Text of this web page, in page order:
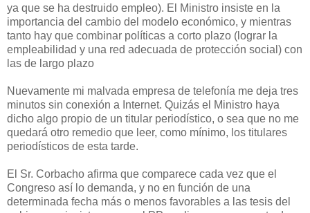
ya que se ha destruido empleo). El Ministro insiste en la
importancia del cambio del modelo económico, y mientras
tanto hay que combinar políticas a corto plazo (lograr la
empleabilidad y una red adecuada de protección social) con
las de largo plazo
Nuevamente mi malvada empresa de telefonía me deja tres
minutos sin conexión a Internet. Quizás el Ministro haya
dicho algo propio de un titular periodístico, o sea que no me
quedará otro remedio que leer, como mínimo, los titulares
periodísticos de esta tarde.
El Sr. Corbacho afirma que comparece cada vez que el
Congreso así lo demanda, y no en función de una
determinada fecha más o menos favorables a las tesis del